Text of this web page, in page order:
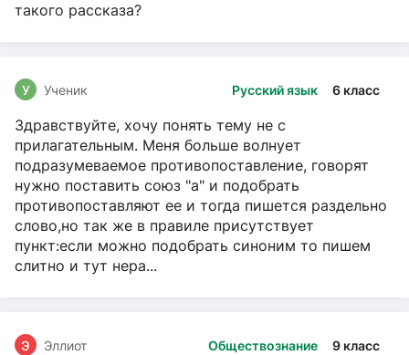
такого рассказа?
Русский язык 6 класс
У Ученик
Здравствуйте, хочу понять тему не с
прилагательным. Меня больше волнует
подразумеваемое противопоставление, говорят
нужно поставить союз "а" и подобрать
противопоставляют ее и тогда пишется раздельно
слово,но так же в правиле присутствует
пункт:если можно подобрать синоним то пишем
слитно и тут нера...
Обществознание 9 класс
Э Эллиот